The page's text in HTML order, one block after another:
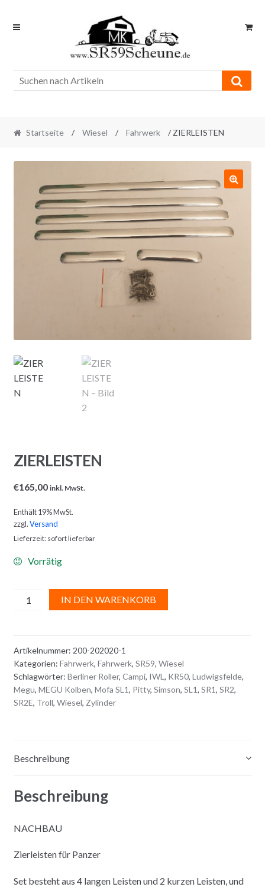
Skip
Skip
Startseite / Wiesel / Fahrwerk / ZIERLEISTEN
ZIERLEISTEN
€165,00 inkl. MwSt.
Enthält 19% MwSt.
zzgl.Versand
Lieferzeit: sofort lieferbar
Vorrätig
ZIERLEISTENIN DEN WARENKORB
n
Artikelnummer: 200-202020-1
Kategorien: Fahrwerk, Fahrwerk, SR59, Wiesel
Schlagwörter: Berliner Roller, Campi, IWL , KR50, Ludwigsfelde,
Megu, MEGU Kolben, Mofa SL1, Pitty, Simson, SL1, SR1, SR2,
SR2E, Troll, Wiesel, Zylinder
Beschreibung
Beschreibung
NACHBAU
Zierleisten für Panzer
Set besteht aus 4 langen Leisten und 2 kurzen Leisten, und